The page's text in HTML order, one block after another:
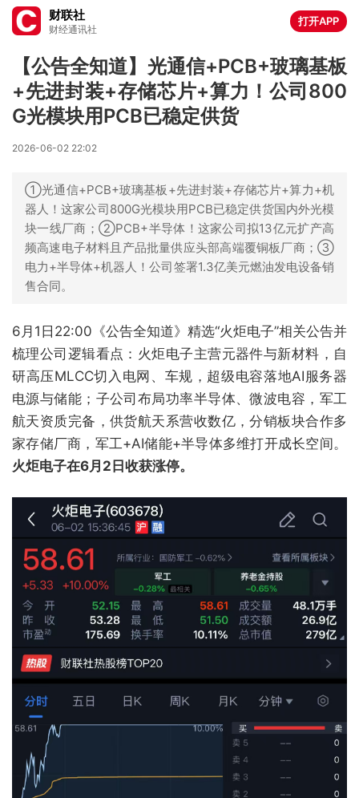
财联社
财经通讯社
打开APP
【公告全知道】光通信+PCB+玻璃基板
+先进封装+存储芯片+算力！公司800
G光模块用PCB已稳定供货
2026-06-02 22:02
①光通信+PCB+玻璃基板+先进封装+存储芯片+算力+机
器人！这家公司800G光模块用PCB已稳定供货国内外光模
块一线厂商；②PCB+半导体！这家公司拟13亿元扩产高
频高速电子材料且产品批量供应头部高端覆铜板厂商；③
电力+半导体+机器人！公司签署1.3亿美元燃油发电设备销
售合同。
6月1日22:00《公告全知道》精选“火炬电子”相关公告并
梳理公司逻辑看点：火炬电子主营元器件与新材料，自
研高压MLCC切入电网、车规，超级电容落地AI服务器
电源与储能；子公司布局功率半导体、微波电容，军工
航天资质完备，供货航天系营收数亿，分销板块合作多
家存储厂商，军工+AI储能+半导体多维打开成长空间。
火炬电子在6月2日收获涨停。